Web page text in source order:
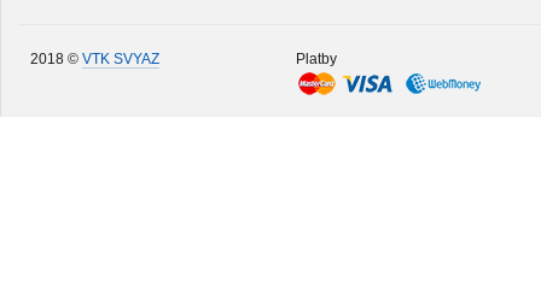
2018 © VTK SVYAZ Platby